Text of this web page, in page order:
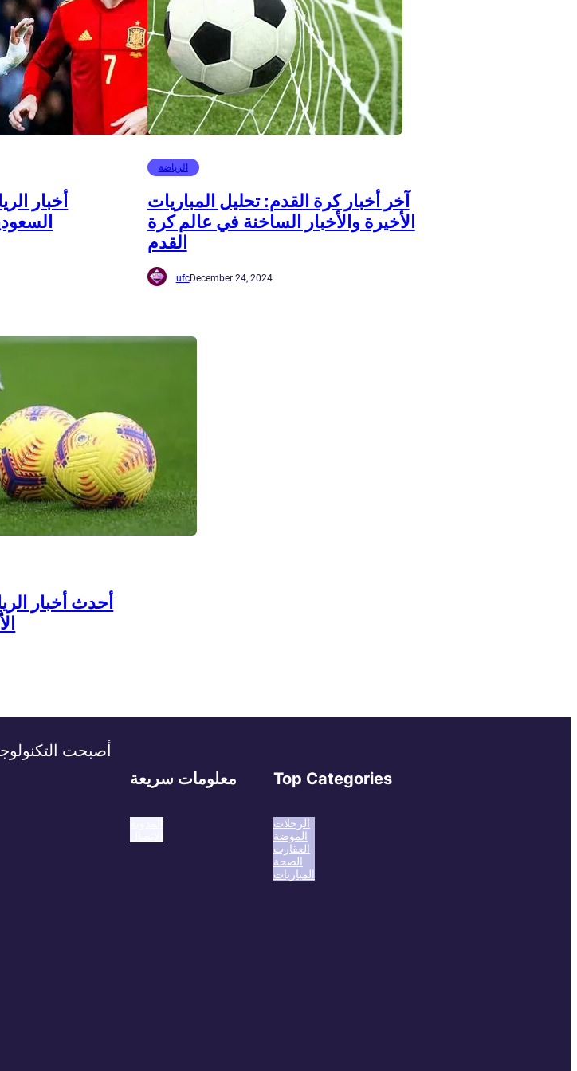
أخبار
الرياضة
آخر أخبار كرة القدم: تحليل المباريات
الأخيرة والأخبار الساخنة في عالم كرة
القدم
ufcDecember 24, 2024
أحدث أخبار
أصبحت
معلومات سريعة Top Categories
الرحلات
الموضة
العقارت
الصحة
المباريات